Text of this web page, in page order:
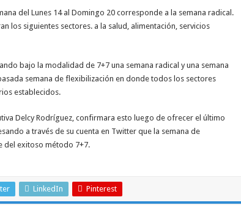
Ray-Ban: modelos más económicos, personalizables y con
aún no puede reemplazar y que serán clave para el empleo del
del Lunes 14 al Domingo 20 corresponde a la semana radical.
los siguientes sectores. a la salud, alimentación, servicios
bajo la modalidad de 7+7 una semana radical y una semana
semana de flexibilización en donde todos los sectores
establecidos.
Delcy Rodríguez, confirmara esto luego de ofrecer el último
a través de su cuenta en Twitter que la semana de
del exitoso método 7+7.
LinkedIn Pinterest